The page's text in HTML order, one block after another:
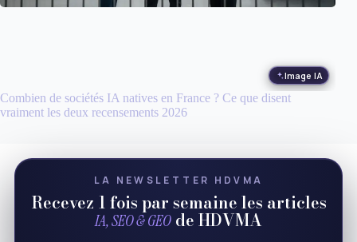
Image IA
Combien de sociétés IA natives en France ? Ce que disent
vraiment les deux recensements 2026
LA NEWSLETTER HDVMA
Recevez 1 fois par semaine les articles
IA, SEO & GEO de HDVMA